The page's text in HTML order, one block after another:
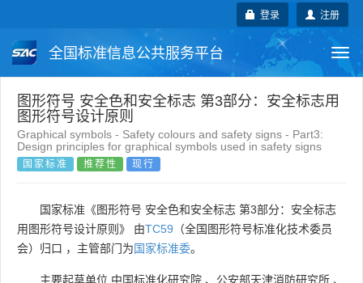
注册
登录
全国标准信息公共服务平台
国家标准 行业标准 地方标准
团体标准 企业标准 国际标准
图形符号 安全色和安全标志 第3部分：安全标志用
图形符号设计原则
Graphical symbols - Safety colours and safety signs - Part3:
Design principles for graphical symbols used in safety signs
国家标准 推荐性 现行
国家标准《图形符号 安全色和安全标志 第3部分：安全标志
用图形符号设计原则》 由TC59 （全国图形符号标准化技术委员
会）归口 ，主管部门为国家标准委。
主要起草单位 中国标准化研究院 、 公安部天津消防研究所 、